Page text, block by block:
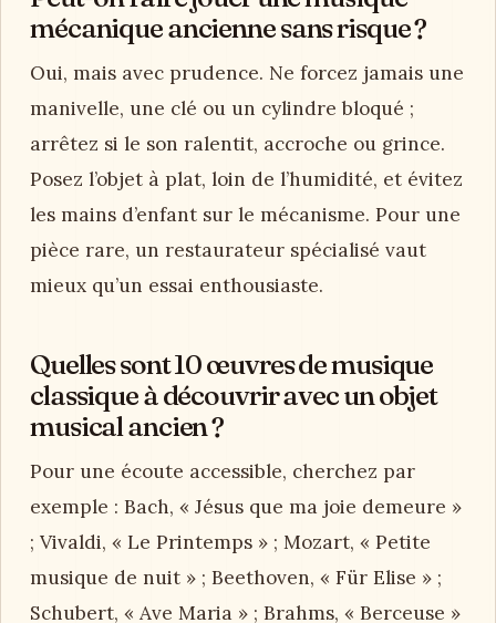
mécanique ancienne sans risque ?
Oui, mais avec prudence. Ne forcez jamais une
manivelle, une clé ou un cylindre bloqué ;
arrêtez si le son ralentit, accroche ou grince.
Posez l’objet à plat, loin de l’humidité, et évitez
les mains d’enfant sur le mécanisme. Pour une
pièce rare, un restaurateur spécialisé vaut
mieux qu’un essai enthousiaste.
Quelles sont 10 œuvres de musique
classique à découvrir avec un objet
musical ancien ?
Pour une écoute accessible, cherchez par
exemple : Bach, « Jésus que ma joie demeure »
; Vivaldi, « Le Printemps » ; Mozart, « Petite
musique de nuit » ; Beethoven, « Für Elise » ;
Schubert, « Ave Maria » ; Brahms, « Berceuse »